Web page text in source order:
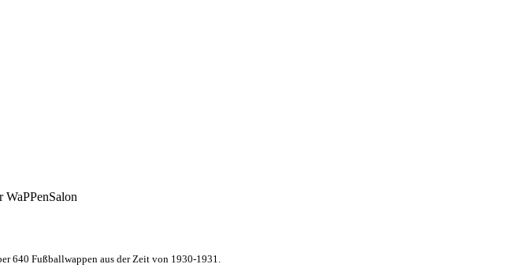
640 Fußballwappen aus der Zeit von 1930-1931.